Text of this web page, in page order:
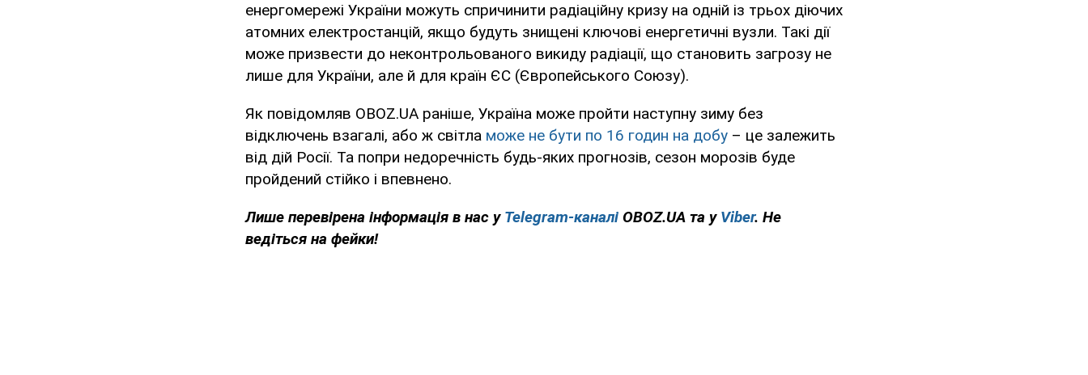
енергомережі України можуть спричинити радіаційну кризу на одній із трьох діючих
атомних електростанцій, якщо будуть знищені ключові енергетичні вузли. Такі дії
може призвести до неконтрольованого викиду радіації, що становить загрозу не
лише для України, але й для країн ЄС (Європейського Союзу).
Як повідомляв OBOZ.UA раніше, Україна може пройти наступну зиму без
відключень взагалі, або ж світла може не бути по 16 годин на добу – це залежить
від дій Росії. Та попри недоречність будь-яких прогнозів, сезон морозів буде
пройдений стійко і впевнено.
Лише перевірена інформація в нас у Telegram-каналі OBOZ.UA та у Viber. Не
ведіться на фейки!